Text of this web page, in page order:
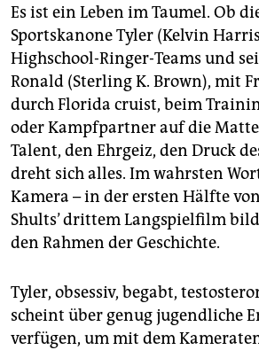
fragen & hilfe
unterstützen
abo
genossenschaft
epaper login
Es ist ein Leben im Taumel. Ob
Sportskanone Tyler (Kelvin
Highschool-Ringer-Teams und
Ronald (Sterling K. Brown), mit
durch Florida cruist, beim
oder Kampfpartner auf die
Talent, den Ehrgeiz, den Druck
dreht sich alles. Im wahrsten
Kamera – in der ersten Hälfte
Shults’ drittem Langspielfilm
den Rahmen der Geschichte.
Tyler, obsessiv, begabt,
scheint über genug jugendliche
verfügen, um mit dem